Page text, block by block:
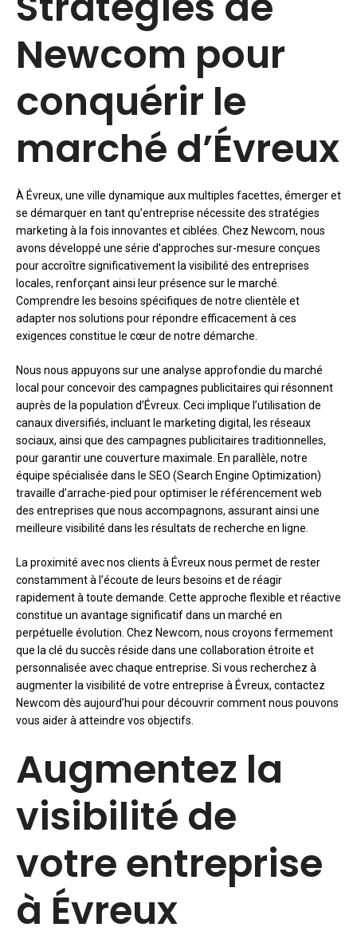
Newcom pour
conquérir le
marché d’Évreux
À Évreux, une ville dynamique aux multiples facettes, émerger et
se démarquer en tant qu’entreprise nécessite des stratégies
marketing à la fois innovantes et ciblées. Chez Newcom, nous
avons développé une série d’approches sur-mesure conçues
pour accroître significativement la visibilité des entreprises
locales, renforçant ainsi leur présence sur le marché.
Comprendre les besoins spécifiques de notre clientèle et
adapter nos solutions pour répondre efficacement à ces
exigences constitue le cœur de notre démarche.
Nous nous appuyons sur une analyse approfondie du marché
local pour concevoir des campagnes publicitaires qui résonnent
auprès de la population d’Évreux. Ceci implique l’utilisation de
canaux diversifiés, incluant le marketing digital, les réseaux
sociaux, ainsi que des campagnes publicitaires traditionnelles,
pour garantir une couverture maximale. En parallèle, notre
équipe spécialisée dans le SEO (Search Engine Optimization)
travaille d’arrache-pied pour optimiser le référencement web
des entreprises que nous accompagnons, assurant ainsi une
meilleure visibilité dans les résultats de recherche en ligne.
La proximité avec nos clients à Évreux nous permet de rester
constamment à l’écoute de leurs besoins et de réagir
rapidement à toute demande. Cette approche flexible et réactive
constitue un avantage significatif dans un marché en
perpétuelle évolution. Chez Newcom, nous croyons fermement
que la clé du succès réside dans une collaboration étroite et
personnalisée avec chaque entreprise. Si vous recherchez à
augmenter la visibilité de votre entreprise à Évreux, contactez
Newcom dès aujourd’hui pour découvrir comment nous pouvons
vous aider à atteindre vos objectifs.
Augmentez la
visibilité de
votre entreprise
à Évreux